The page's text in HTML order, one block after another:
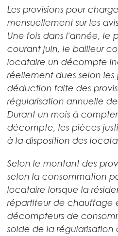
Les provisions pour
mensuellement sur les
Une fois dans l'année, le
courant juin, le bailleur
locataire un décompte
réellement dues selon
déduction faite des
régularisation annuelle
Durant un mois à
décompte, les pièces
à la disposition des
Selon le montant des
selon la consommation
locataire lorsque la
répartiteur de chauffage
décompteurs de
solde de la